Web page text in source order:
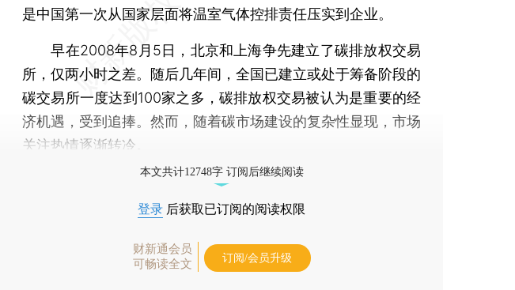
是中国第一次从国家层面将温室气体控排责任压实到企业。
早在2008年8月5日，北京和上海争先建立了碳排放权交易
所，仅两小时之差。随后几年间，全国已建立或处于筹备阶段的
碳交易所一度达到100家之多，碳排放权交易被认为是重要的经
济机遇，受到追捧。然而，随着碳市场建设的复杂性显现，市场
关注热情逐渐转冷。
本文共计12748字 订阅后继续阅读
登录 后获取已订阅的阅读权限
财新通会员
可畅读全文
订阅/会员升级